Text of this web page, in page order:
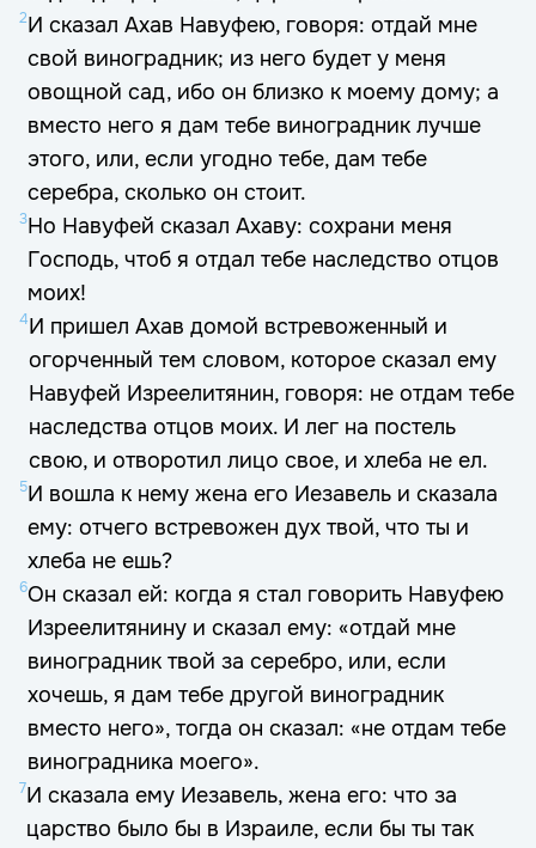
2И сказал Ахав Навуфею, говоря: отдай мне
свой виноградник; из него будет у меня
овощной сад, ибо он близко к моему дому; а
вместо него я дам тебе виноградник лучше
этого, или, если угодно тебе, дам тебе
серебра, сколько он стоит.
3Но Навуфей сказал Ахаву: сохрани меня
Господь, чтоб я отдал тебе наследство отцов
моих!
4И пришел Ахав домой встревоженный и
огорченный тем словом, которое сказал ему
Навуфей Изреелитянин, говоря: не отдам тебе
наследства отцов моих. И лег на постель
свою, и отворотил лицо свое, и хлеба не ел.
5И вошла к нему жена его Иезавель и сказала
ему: отчего встревожен дух твой, что ты и
хлеба не ешь?
6Он сказал ей: когда я стал говорить Навуфею
Изреелитянину и сказал ему: «отдай мне
виноградник твой за серебро, или, если
хочешь, я дам тебе другой виноградник
вместо него», тогда он сказал: «не отдам тебе
виноградника моего».
7И сказала ему Иезавель, жена его: что за
царство было бы в Израиле, если бы ты так